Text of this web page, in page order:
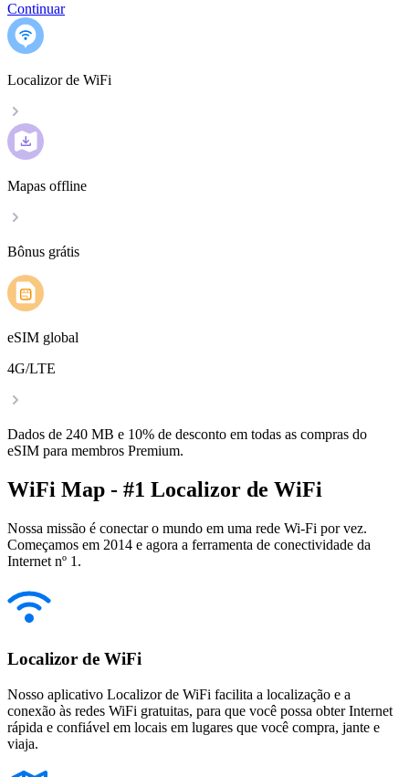
Continuar
Localizor de WiFi
Mapas offline
Bônus grátis
eSIM global
4G/LTE
Dados de 240 MB e 10% de desconto em todas as compras do
eSIM para membros Premium.
WiFi Map - #1 Localizor de WiFi
Nossa missão é conectar o mundo em uma rede Wi-Fi por vez.
Começamos em 2014 e agora a ferramenta de conectividade da
Internet nº 1.
Localizor de WiFi
Nosso aplicativo Localizor de WiFi facilita a localização e a
conexão às redes WiFi gratuitas, para que você possa obter Internet
rápida e confiável em locais em lugares que você compra, jante e
viaja.